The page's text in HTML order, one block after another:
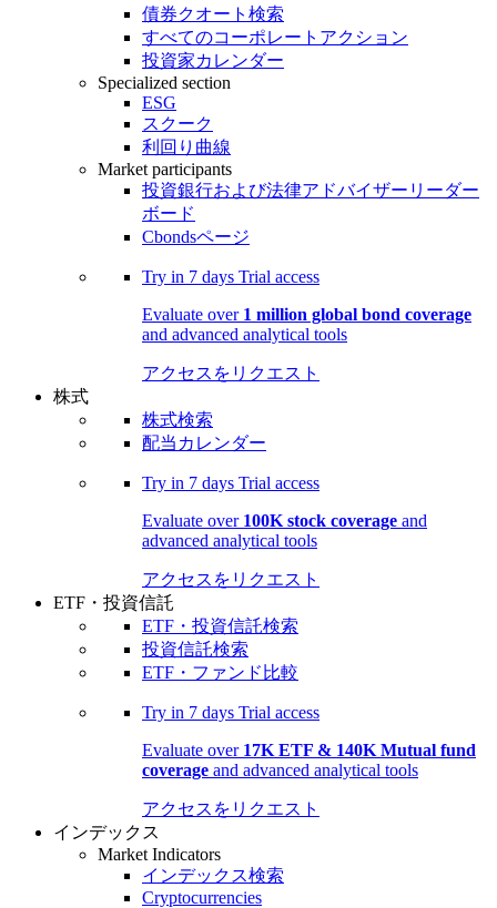
債券クオート検索
すべてのコーポレートアクション
投資家カレンダー
Specialized section
ESG
スクーク
利回り曲線
Market participants
投資銀行および法律アドバイザーリーダー
ボード
Cbondsページ
Try in 7 days Trial access
Evaluate over 1 million global bond coverage
and advanced analytical tools
アクセスをリクエスト
株式
株式検索
配当カレンダー
Try in 7 days Trial access
Evaluate over 100K stock coverage and
advanced analytical tools
アクセスをリクエスト
ETF・投資信託
ETF・投資信託検索
投資信託検索
ETF・ファンド比較
Try in 7 days Trial access
Evaluate over 17K ETF & 140K Mutual fund
coverage and advanced analytical tools
アクセスをリクエスト
インデックス
Market Indicators
インデックス検索
Cryptocurrencies